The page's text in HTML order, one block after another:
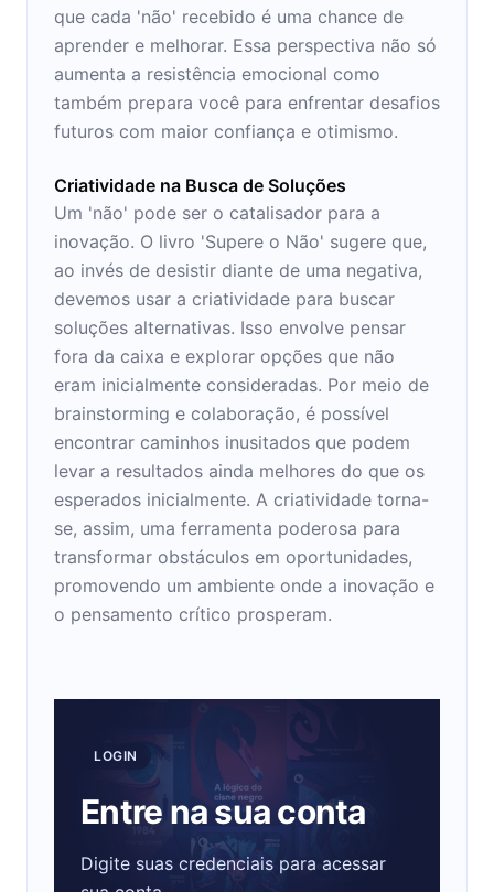
que cada 'não' recebido é uma chance de
aprender e melhorar. Essa perspectiva não só
aumenta a resistência emocional como
também prepara você para enfrentar desafios
futuros com maior confiança e otimismo.
Criatividade na Busca de Soluções
Um 'não' pode ser o catalisador para a
inovação. O livro 'Supere o Não' sugere que,
ao invés de desistir diante de uma negativa,
devemos usar a criatividade para buscar
soluções alternativas. Isso envolve pensar
fora da caixa e explorar opções que não
eram inicialmente consideradas. Por meio de
brainstorming e colaboração, é possível
encontrar caminhos inusitados que podem
levar a resultados ainda melhores do que os
esperados inicialmente. A criatividade torna-
se, assim, uma ferramenta poderosa para
transformar obstáculos em oportunidades,
promovendo um ambiente onde a inovação e
o pensamento crítico prosperam.
LOGIN
Entre na sua conta
Digite suas credenciais para acessar